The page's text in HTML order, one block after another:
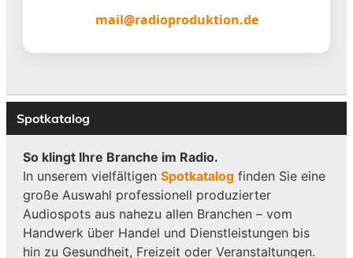
mail@radioproduktion.de
Spotkatalog
So klingt Ihre Branche im Radio.
In unserem vielfältigen Spotkatalogfinden Sie eine
große Auswahl professionell produzierter
Audiospots aus nahezu allen Branchen – vom
Handwerk über Handel und Dienstleistungen bis
hin zu Gesundheit, Freizeit oder Veranstaltungen.